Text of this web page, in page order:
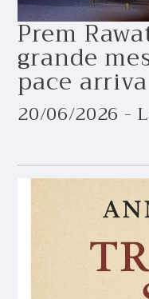
Prem
grande
pace
20/06/2026 -